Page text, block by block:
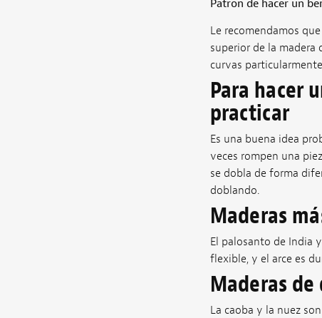
Patrón de hacer un
Le recomendamos
superior de la madera
curvas
Para hacer
practicar
Es una buena idea
veces rompen una
se dobla de forma
doblando.
Maderas
El palosanto de India
flexible, y el arce es
Maderas
La caoba y la nuez